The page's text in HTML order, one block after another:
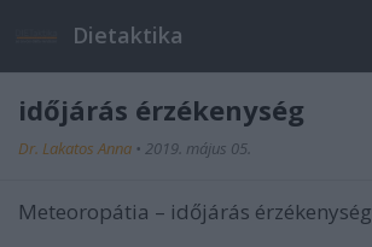
Dietaktika
időjárás érzékenység
Dr. Lakatos Anna • 2019. május 05.
Meteoropátia – időjárás érzékenység